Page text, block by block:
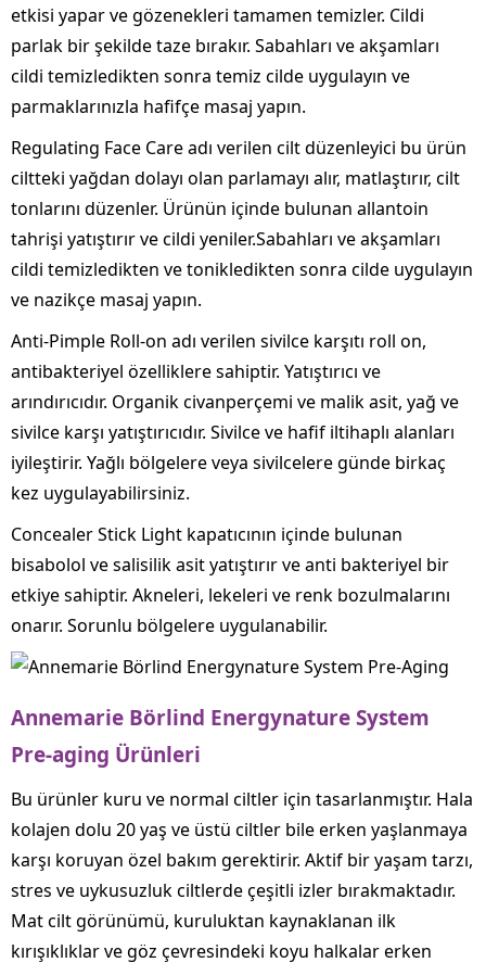
etkisi yapar ve gözenekleri tamamen temizler. Cildi
parlak bir şekilde taze bırakır. Sabahları ve akşamları
cildi temizledikten sonra temiz cilde uygulayın ve
parmaklarınızla hafifçe masaj yapın.
Regulating Face Care adı verilen cilt düzenleyici bu ürün
ciltteki yağdan dolayı olan parlamayı alır, matlaştırır, cilt
tonlarını düzenler. Ürünün içinde bulunan allantoin
tahrişi yatıştırır ve cildi yeniler.Sabahları ve akşamları
cildi temizledikten ve tonikledikten sonra cilde uygulayın
ve nazikçe masaj yapın.
Anti-Pimple Roll-on adı verilen sivilce karşıtı roll on,
antibakteriyel özelliklere sahiptir. Yatıştırıcı ve
arındırıcıdır. Organik civanperçemi ve malik asit, yağ ve
sivilce karşı yatıştırıcıdır. Sivilce ve hafif iltihaplı alanları
iyileştirir. Yağlı bölgelere veya sivilcelere günde birkaç
kez uygulayabilirsiniz.
Concealer Stick Light kapatıcının içinde bulunan
bisabolol ve salisilik asit yatıştırır ve anti bakteriyel bir
etkiye sahiptir. Akneleri, lekeleri ve renk bozulmalarını
onarır. Sorunlu bölgelere uygulanabilir.
Annemarie Börlind Energynature System
Pre-aging Ürünleri
Bu ürünler kuru ve normal ciltler için tasarlanmıştır. Hala
kolajen dolu 20 yaş ve üstü ciltler bile erken yaşlanmaya
karşı koruyan özel bakım gerektirir. Aktif bir yaşam tarzı,
stres ve uykusuzluk ciltlerde çeşitli izler bırakmaktadır.
Mat cilt görünümü, kuruluktan kaynaklanan ilk
kırışıklıklar ve göz çevresindeki koyu halkalar erken